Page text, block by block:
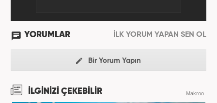
YORUMLAR İLK YORUM YAPAN SEN OL
Bir Yorum Yapın
İLGİNİZİ ÇEKEBİLİR Makroo